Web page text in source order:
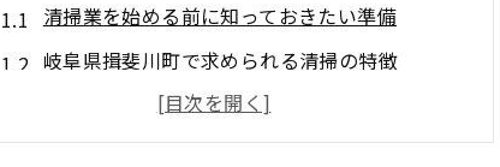
清掃業を始める前に知っておきたい準備
岐阜県揖斐川町で求められる清掃の特徴
未経験でも安心できる清掃の始め方とは
清掃の基礎知識と必要な道具の選び方